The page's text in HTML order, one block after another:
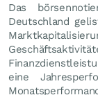
Das
Deutschland
eine